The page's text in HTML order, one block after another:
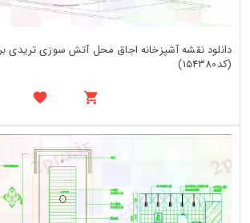
دانلود نقشه آشپزخانه اجاق محل آتش سوزی تریدی
(کد154380)